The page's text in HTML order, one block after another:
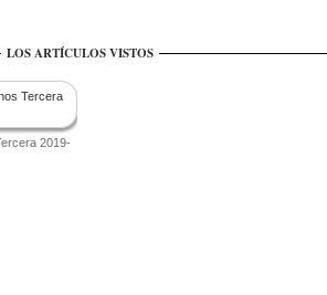
LOS ARTÍCULOS VISTOS
2019-